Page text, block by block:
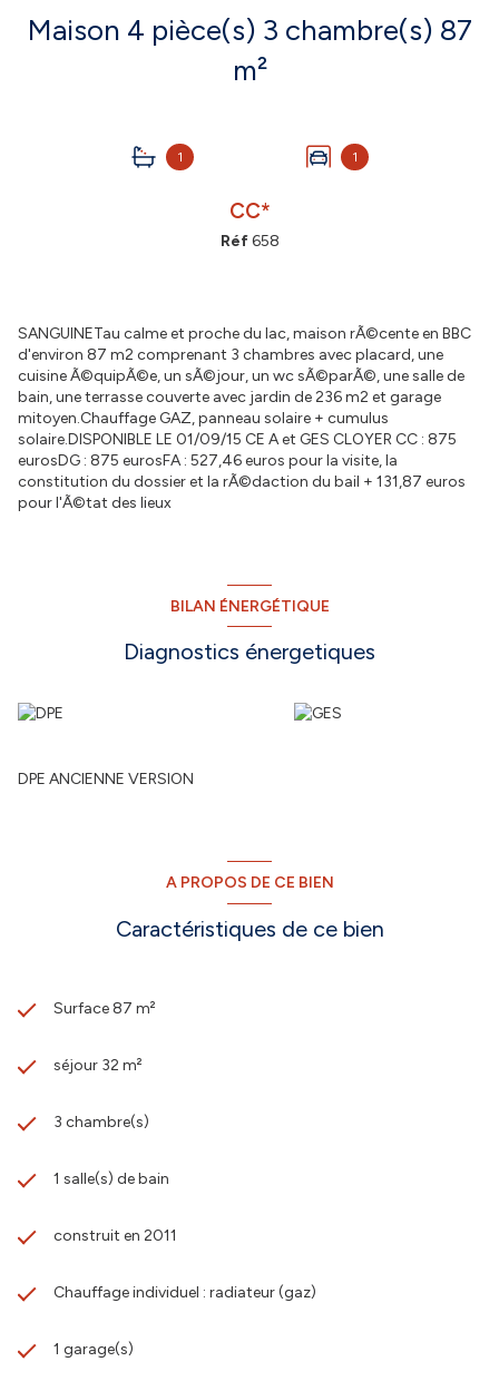
Maison 4 pièce(s) 3 chambre(s) 87
m²
1 1
CC*
Réf658
SANGUINETau calme et proche du lac, maison rÃ©cente en BBC
d'environ 87 m2 comprenant 3 chambres avec placard, une
cuisine Ã©quipÃ©e, un sÃ©jour, un wc sÃ©parÃ©, une salle de
bain, une terrasse couverte avec jardin de 236 m2 et garage
mitoyen.Chauffage GAZ, panneau solaire + cumulus
solaire.DISPONIBLE LE 01/09/15 CE A et GES CLOYER CC : 875
eurosDG : 875 eurosFA : 527,46 euros pour la visite, la
constitution du dossier et la rÃ©daction du bail + 131,87 euros
pour l'Ã©tat des lieux
BILAN ÉNERGÉTIQUE
Diagnostics énergetiques
DPE ANCIENNE VERSION
A PROPOS DE CE BIEN
Caractéristiques de ce bien
Surface 87 m²
séjour 32 m²
3 chambre(s)
1 salle(s) de bain
construit en 2011
Chauffage individuel : radiateur (gaz)
1 garage(s)